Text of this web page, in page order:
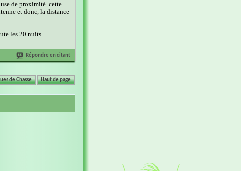
de proximité. cette
et donc, la distance
les 20 nuits.
Répondre en citant
de Chasse Haut de page